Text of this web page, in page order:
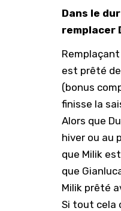
Dans le
remplacer
est prêté
(bonus
finisse la
Alors que
hiver ou au
que Milik
que
Milik prêté
Si tout cela